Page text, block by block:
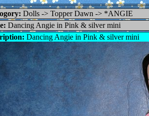
Dolls -> Topper Dawn -> *ANGIE
Dancing Angie in Pink & silver mini
Dancing Angie in Pink & silver mini